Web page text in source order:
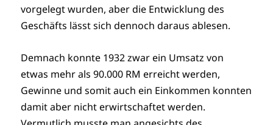
vorgelegt wurden, aber die Entwicklung des
Geschäfts lässt sich dennoch daraus ablesen.
Demnach konnte 1932 zwar ein Umsatz von
etwas mehr als 90.000 RM erreicht werden,
Gewinne und somit auch ein Einkommen konnten
damit aber nicht erwirtschaftet werden.